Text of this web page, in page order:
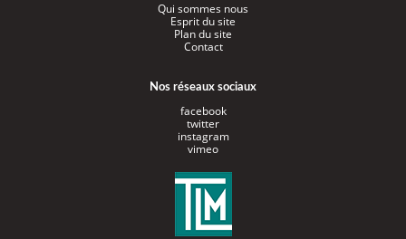
Qui sommes nous
Esprit du site
Plan du site
Contact
Nos réseaux sociaux
facebook
twitter
instagram
vimeo